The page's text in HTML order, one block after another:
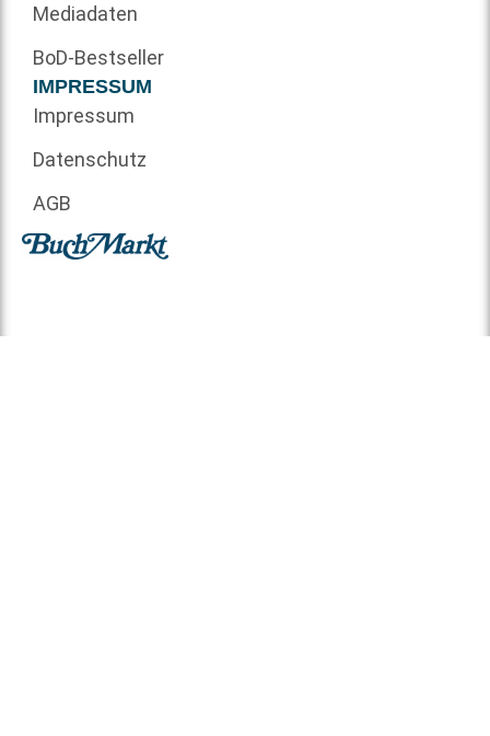
Mediadaten
BoD-Bestseller
IMPRESSUM
Impressum
Datenschutz
AGB